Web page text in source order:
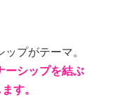
プがテーマ。
ーシップを結ぶ
す。